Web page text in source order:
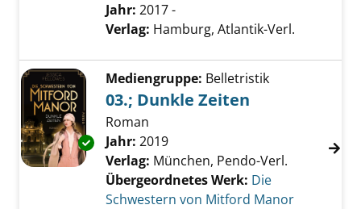
Jahr: 2017 -
Verlag: Hamburg, Atlantik-Verl.
Exemplar-Details von 03.; Dunkle Zeiten
Mediengruppe: Belletristik
03.; Dunkle Zeiten
Roman
Suche nach diesem Verfasser
Jahr: 2019
Verlag: München, Pendo-Verl.
Übergeordnetes Werk: Die
Schwestern von Mitford Manor